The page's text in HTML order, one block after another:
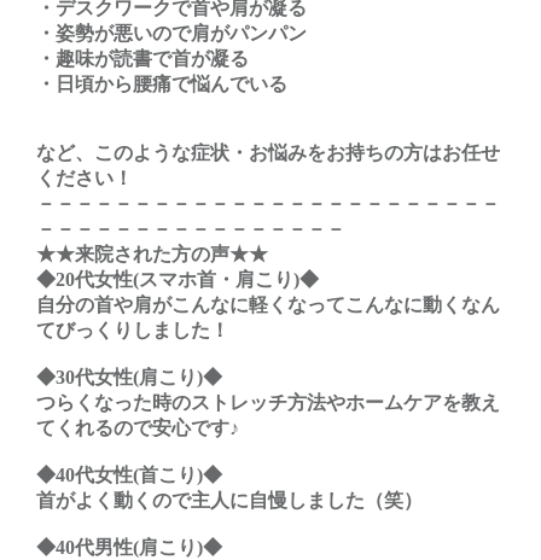
・デスクワークで首や肩が凝る
・姿勢が悪いので肩がパンパン
・趣味が読書で首が凝る
・日頃から腰痛で悩んでいる
など、このような症状・お悩みをお持ちの方はお任せ
ください！
－－－－－－－－－－－－－－－－－－－－－－－－
－－－－－－－－－－－－－－－－
★★来院された方の声★★
◆20代女性(スマホ首・肩こり)◆
自分の首や肩がこんなに軽くなってこんなに動くなん
てびっくりしました！
◆30代女性(肩こり)◆
つらくなった時のストレッチ方法やホームケアを教え
てくれるので安心です♪
◆40代女性(首こり)◆
首がよく動くので主人に自慢しました（笑）
◆40代男性(肩こり)◆